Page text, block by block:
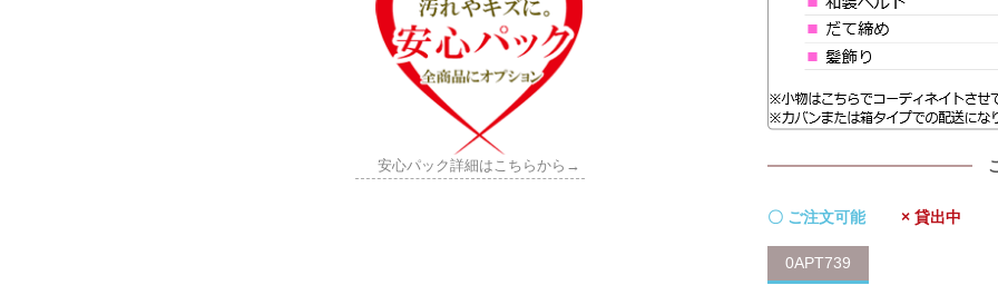
安心パック詳細はこちらから→
〇 ご注文可能 × 貸出中
0APT739